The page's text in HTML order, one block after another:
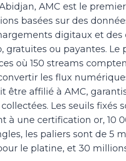
AMC est le
basées sur des
digitaux et des
gratuites ou payantes. Le
où 150 streams
les flux
être affilié à AMC,
Les seuils fixés
à une certification or, 10
les paliers sont de 5
le platine, et 30